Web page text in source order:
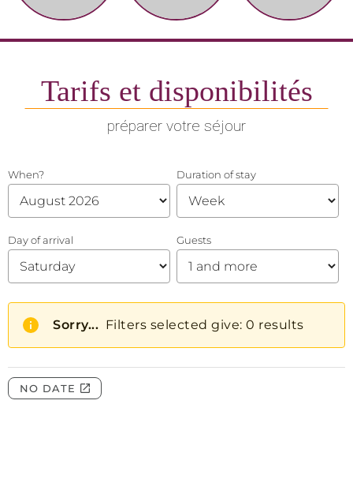
Tarifs et disponibilités
préparer votre séjour